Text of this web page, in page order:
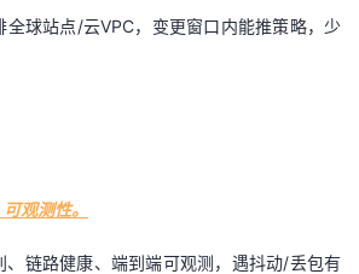
全球站点/云VPC，变更窗口内能推策略，少
观测性。
、链路健康、端到端可观测，遇抖动/丢包有